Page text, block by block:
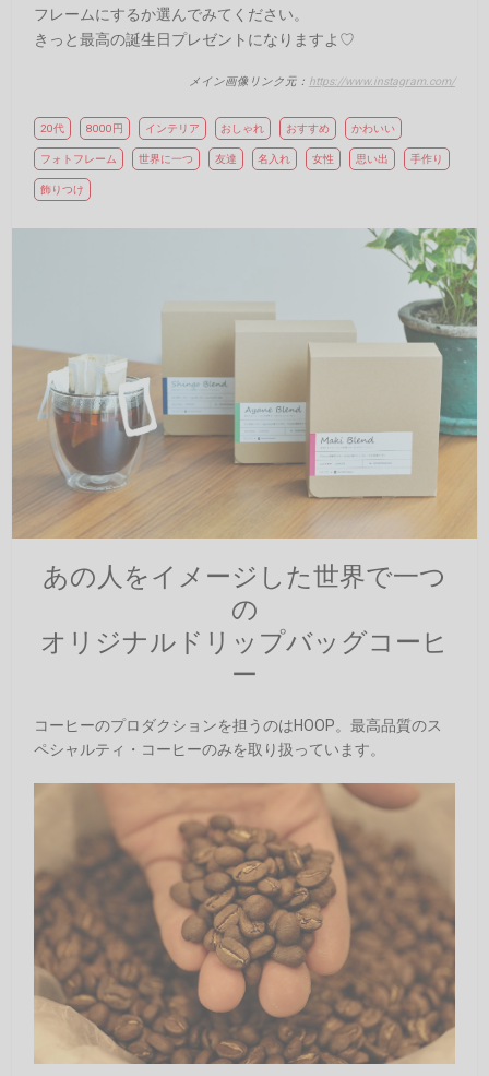
フレームにするか選んでみてください。
きっと最高の誕生日プレゼントになりますよ♡
メイン画像リンク元： https://www.instagram.com/
20代 8000円 インテリア おしゃれ おすすめ かわいい
フォトフレーム 世界に一つ 友達 名入れ 女性 思い出 手作り
飾りつけ
あの人をイメージした世界で一つ
の
オリジナルドリップバッグコーヒ
ー
コーヒーのプロダクションを担うのはHOOP。最高品質のス
ペシャルティ・コーヒーのみを取り扱っています。